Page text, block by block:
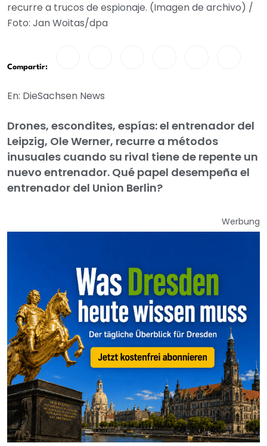
recurre a trucos de espionaje. (Imagen de archivo) /
Foto: Jan Woitas/dpa
Compartir:
En: DieSachsen News
Drones, escondites, espías: el entrenador del
Leipzig, Ole Werner, recurre a métodos
inusuales cuando su rival tiene de repente un
nuevo entrenador. Qué papel desempeña el
entrenador del Union Berlin?
Werbung